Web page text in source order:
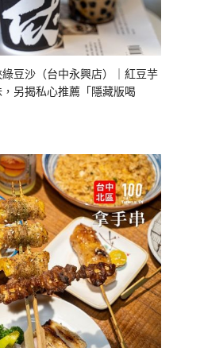
綠豆沙（台中永興店）｜紅豆芋
另揭私心推薦「隱藏版喝